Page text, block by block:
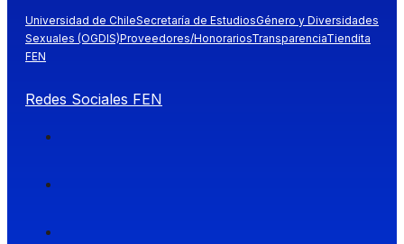
Universidad de ChileSecretaría de EstudiosGénero y Diversidades
Sexuales (OGDIS)Proveedores/HonorariosTransparenciaTiendita
FEN
Redes Sociales FEN